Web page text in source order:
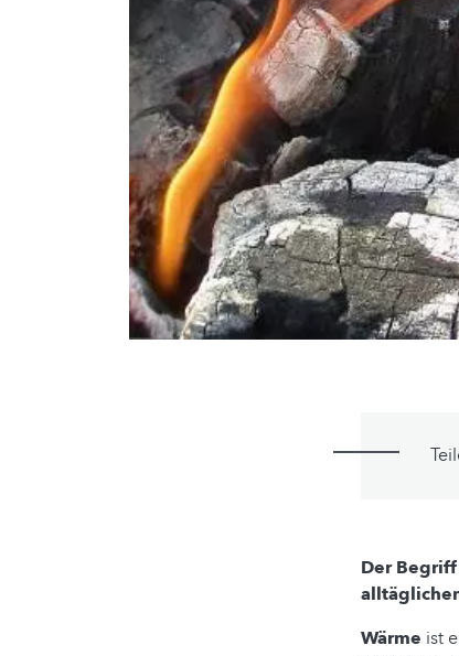
Der
Wärme ist